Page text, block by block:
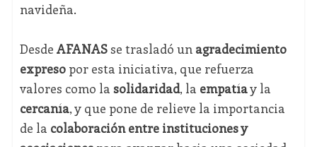
navideña.
Desde AFANASse trasladó un agradecimiento
expresopor esta iniciativa, que refuerza
valores como la solidaridad, la empatíay la
cercanía, y que pone de relieve la importancia
de la colaboración entre instituciones y